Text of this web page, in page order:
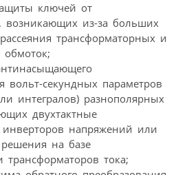
ключей от
возникающих из-за больших
трансформаторных и
обмоток;
вольт-секундных параметров
интегралов) разнополярных
двухтактные
напряжений или
на базе
трансформаторов тока;